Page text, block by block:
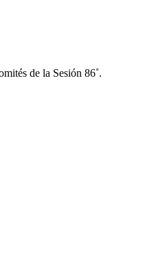
de la Sesión 86˚.